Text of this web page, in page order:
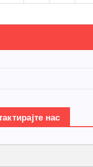
нас